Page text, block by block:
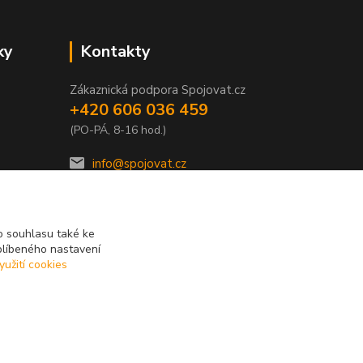
Kontakty
Zákaznická podpora Spojovat.cz
+420 606 036 459
(PO-PÁ, 8-16 hod.)
info@spojovat.cz
souhlasu také ke
nastavení
cookies